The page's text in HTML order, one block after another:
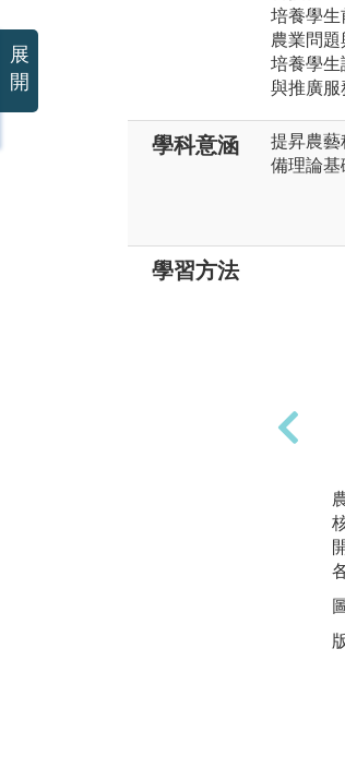
培養學生
農業問題
培養學生
與推廣服
學科意涵
提昇農藝
備理論基
學習方法
展
開